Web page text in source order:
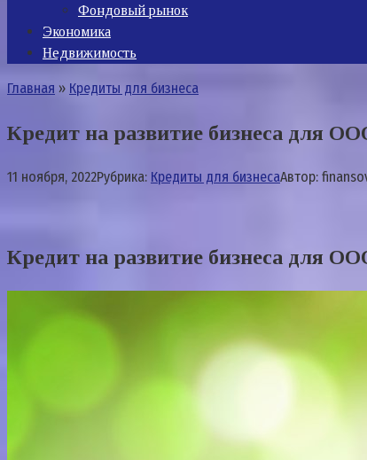
Фондовый рынок
Экономика
Недвижимость
Главная » Кредиты для бизнеса
Кредит на развитие бизнеса для
11 ноября, 2022Рубрика: Кредиты для бизнесаАвтор:
Кредит на развитие бизнеса для